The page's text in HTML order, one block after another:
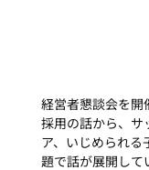
経営者懇談会を開
採用の話から、サ
ア、いじめられ
題で話が展開して